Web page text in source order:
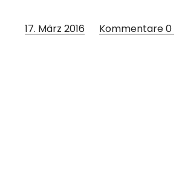
17. März 2016 Kommentare0